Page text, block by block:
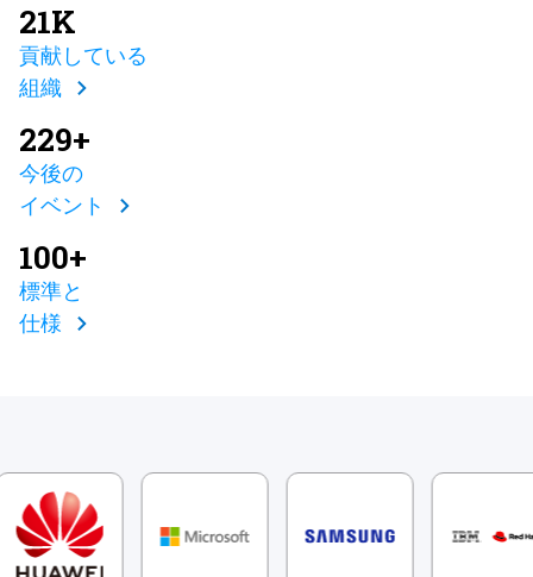
21K
貢献している
組織
229+
今後の
イベント
100+
標準と
仕様